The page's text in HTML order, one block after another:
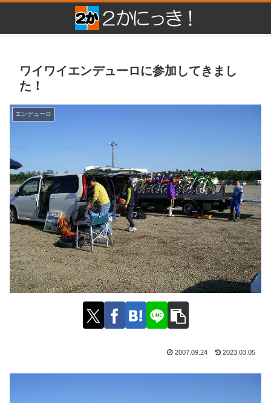
ワイワイエンデューロに参加してきまし
た！
エンデューロ
2007.09.24 2023.03.05